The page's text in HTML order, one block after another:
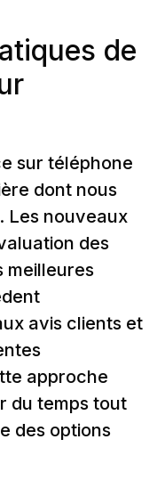
de
sur téléphone
dont nous
Les nouveaux
des
meilleures
avis clients et
approche
du temps tout
des options